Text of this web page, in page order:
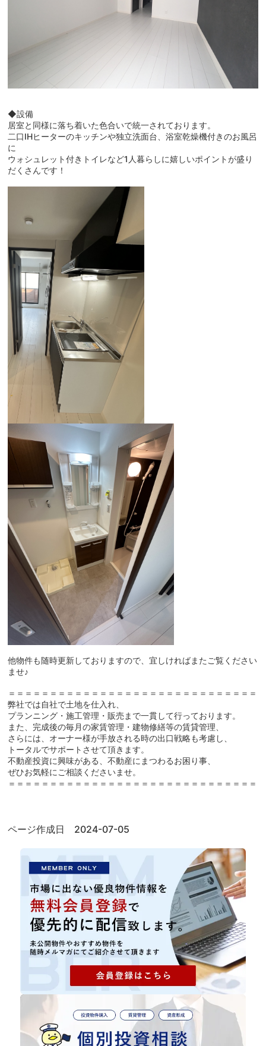
◆設備
居室と同様に落ち着いた色合いで統一されております。
二口IHヒーターのキッチンや独立洗面台、浴室乾燥機付きのお風呂
に
ウォシュレット付きトイレなど1人暮らしに嬉しいポイントが盛り
だくさんです！
他物件も随時更新しておりますので、宜しければまたご覧ください
ませ♪
＝＝＝＝＝＝＝＝＝＝＝＝＝＝＝＝＝＝＝＝＝＝＝＝＝＝＝＝＝＝
弊社では自社で土地を仕入れ、
プランニング・施工管理・販売まで一貫して行っております。
また、完成後の毎月の家賃管理・建物修繕等の賃貸管理、
さらには、オーナー様が手放される時の出口戦略も考慮し、
トータルでサポートさせて頂きます。
不動産投資に興味がある、不動産にまつわるお困り事、
ぜひお気軽にご相談くださいませ。
＝＝＝＝＝＝＝＝＝＝＝＝＝＝＝＝＝＝＝＝＝＝＝＝＝＝＝＝＝＝
ページ作成日 2024-07-05